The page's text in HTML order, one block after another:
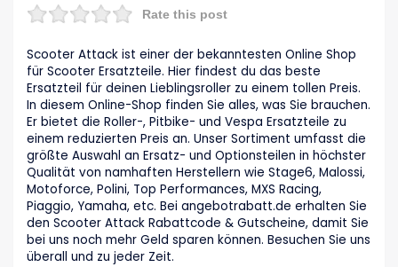
Rate this post
Scooter Attack ist einer der bekanntesten Online Shop
für Scooter Ersatzteile. Hier findest du das beste
Ersatzteil für deinen Lieblingsroller zu einem tollen Preis.
In diesem Online-Shop finden Sie alles, was Sie brauchen.
Er bietet die Roller-, Pitbike- und Vespa Ersatzteile zu
einem reduzierten Preis an. Unser Sortiment umfasst die
größte Auswahl an Ersatz- und Optionsteilen in höchster
Qualität von namhaften Herstellern wie Stage6, Malossi,
Motoforce, Polini, Top Performances, MXS Racing,
Piaggio, Yamaha, etc. Bei angebotrabatt.de erhalten Sie
den Scooter Attack Rabattcode & Gutscheine, damit Sie
bei uns noch mehr Geld sparen können. Besuchen Sie uns
überall und zu jeder Zeit.